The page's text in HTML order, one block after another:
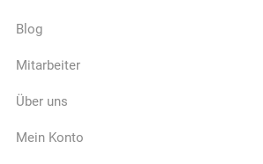
Blog
Mitarbeiter
Über uns
Mein Konto